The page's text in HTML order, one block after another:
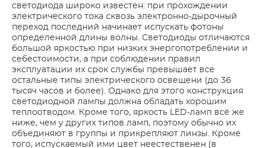
светодиода широко известен: при прохождении
электрического тока сквозь электронно-дырочный
переход последний начинает испускать фотоны
определенной длины волны. Светодиоды отличаются
большой яркостью при низких энергопотреблении и
себестоимости, а при соблюдении правил
эксплуатации их срок службы превышает все
остальные типы электрического освещени (до 36
тысяч часов и более). Однако для этого конструкция
светодиодной лампы должна обладать хорошим
теплоотводом. Кроме того, яркость LED-ламп всё же
ниже, чем у других типов ламп, поэтому обычно их
объединяют в группы и прикрепляют линзы. Кроме
того, испускаемый ими цвет неестественен (в